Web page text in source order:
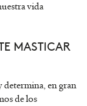
vida
MASTICAR
determina, en gran
de los